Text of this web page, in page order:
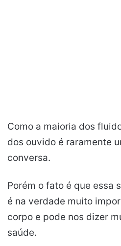
Como a maioria dos
dos ouvido é raramente
conversa.
Porém o fato é que essa
é na verdade muito
corpo e pode nos dizer
saúde.